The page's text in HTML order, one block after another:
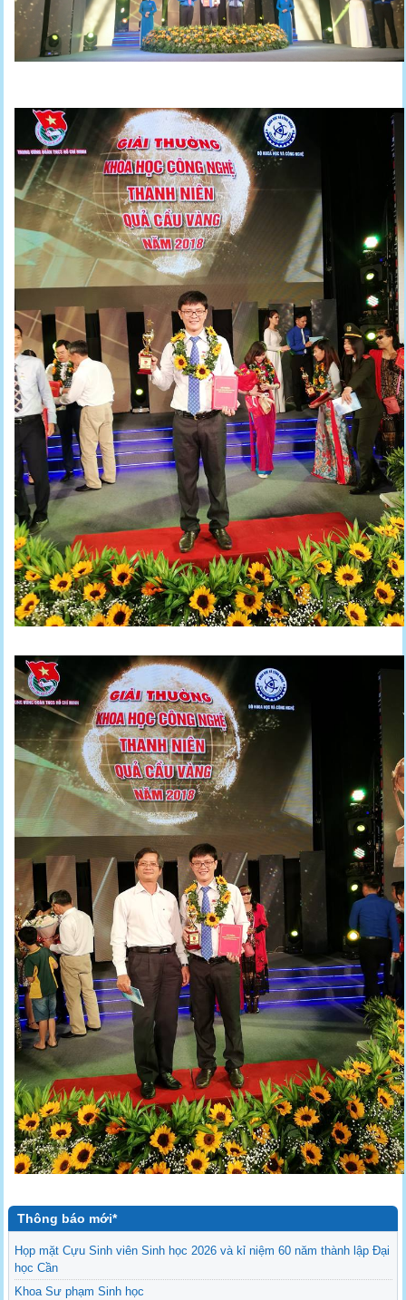
Thông báo mới*
Họp mặt Cựu Sinh viên Sinh học 2026 và kỉ niệm 60 năm thành lập Đại
học Cần
Khoa Sư phạm Sinh học